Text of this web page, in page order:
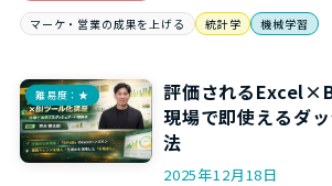
マーケ・営業の成果を上げる 統計学 機械学習
難易度：★
評価される
現場で即使えるダ
法
2025年12月18日